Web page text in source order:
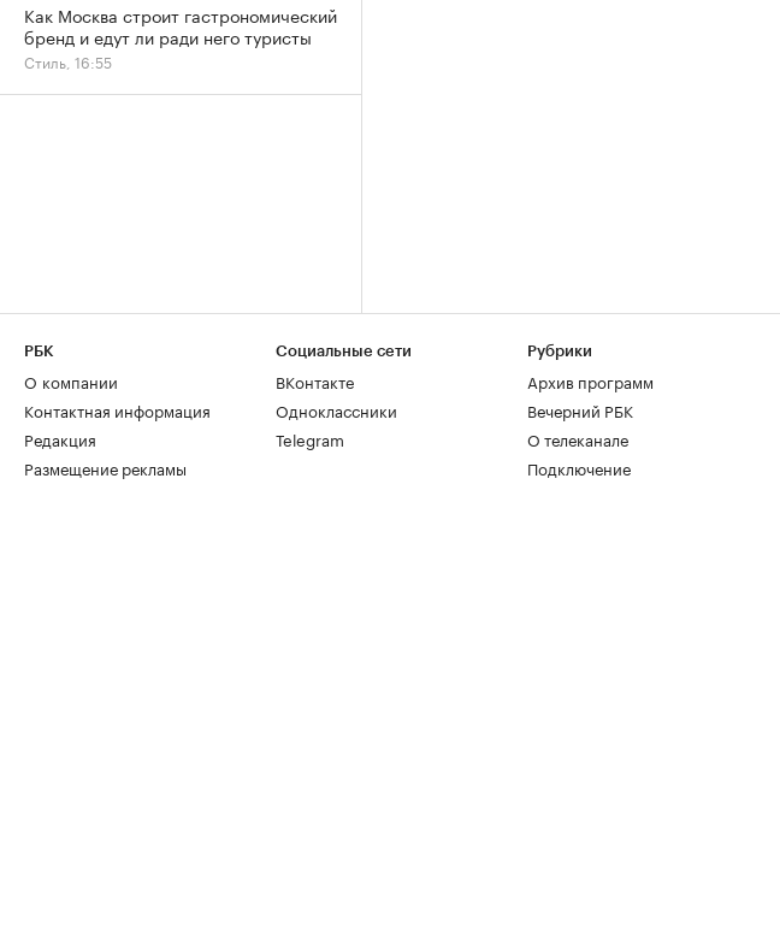
Как Москва строит гастрономический
бренд и едут ли ради него туристы
Стиль, 16:55
РБК
О компании
Контактная информация
Редакция
Размещение рекламы
Социальные сети
ВКонтакте
Одноклассники
Telegram
Рубрики
Архив программ
Вечерний РБК
О телеканале
Подключение